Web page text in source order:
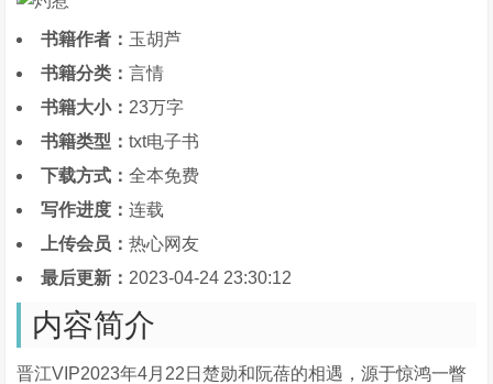
书籍作者： 玉胡芦
书籍分类：言情
书籍大小： 23万字
书籍类型：txt电子书
下载方式：全本免费
写作进度：连载
上传会员：热心网友
最后更新： 2023-04-24 23:30:12
内容简介
晋江VIP2023年4月22日楚勋和阮蓓的相遇，源于惊鸿一瞥